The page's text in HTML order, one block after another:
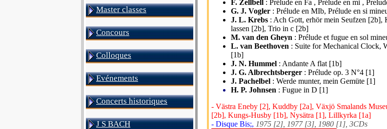
Master classes
Concours
Colloques
Evénements
Concerts historiques
J S BACH
F. Zellbell : Prélude en Fa , Prélude en mi ,
G. J. Vogler : Prélude en MIb, Prélude en si
J. L. Krebs : Ach Gott, erhör mein Seufzen
lassen [2b], Trio in c [2b]
M. van den Gheyn : Prélude et fugue en sol
L. van Beethoven : Suite for Mechanical Clock,
[1b]
J. N. Hummel : Andante A flat [1b]
J. G. Albrechtsberger : Prélude op. 3 N°4 [1]
J. Pachelbel : Werde munter, mein Gemüte [1]
H. P. Johnsen : Fugue in D [1]
- Västra Eneby [2], Kuddby [2a], Växjö Smalands
[2b], Kungs-Husby [1b], Nysätra [1], Lillkyrka [1a]
- Disque Bis;, 1975 [2], 1977 [3], 1980 [1], 3CDs